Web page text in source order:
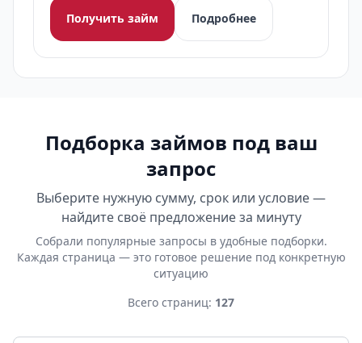
Получить займ
Подробнее
Подборка займов под ваш
запрос
Выберите нужную сумму, срок или условие —
найдите своё предложение за минуту
Собрали популярные запросы в удобные подборки.
Каждая страница — это готовое решение под конкретную
ситуацию
Всего страниц: 127